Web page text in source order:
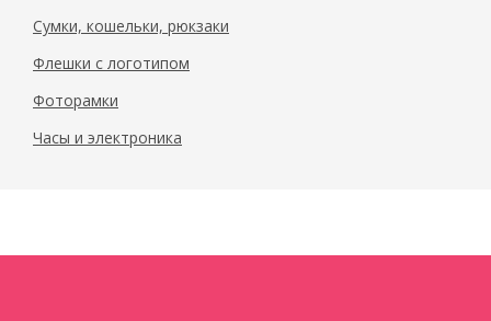
Сумки, кошельки, рюкзаки
Флешки с логотипом
Фоторамки
Часы и электроника